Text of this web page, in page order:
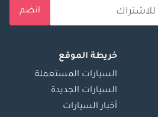
انضم
خريطة الموقع
السيارات المستعملة
السيارات الجديدة
أخبار السيارات